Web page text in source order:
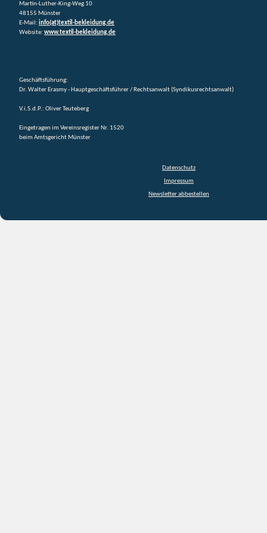
Martin-Luther-King-Weg 10
48155 Münster
E-Mail: info(at)textil-bekleidung.de
Website: www.textil-bekleidung.de
Geschäftsführung:
Dr. Walter Erasmy - Hauptgeschäftsführer / Rechtsanwalt (Syndikusrechtsanwalt)
V.i.S.d.P.: Oliver Teuteberg
Eingetragen im Vereinsregister Nr. 1520
beim Amtsgericht Münster
Datenschutz
Impressum
Newsletter abbestellen